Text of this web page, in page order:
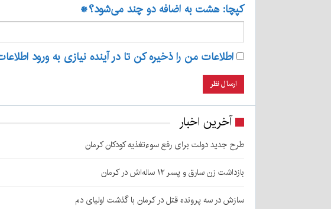
کپچا: هشت به اضافه دو چند می‌شود؟*
اطلاعات من را ذخیره کن تا در آینده نیازی به ورود
آخرین اخبار
طرح جدید دولت برای رفع سوءتغذیه کودکان کرمان
بازداشت زن سارق و پسر ۱۲ ساله‌اش در کرمان
سازش در سه پرونده قتل در کرمان با گذشت اولیای دم